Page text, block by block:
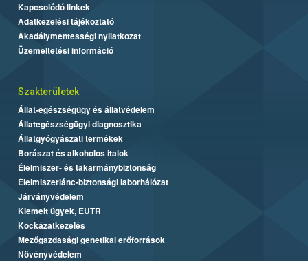
Kapcsolódó linkek
Adatkezelési tájékoztató
Akadálymentességi nyilatkozat
Üzemeltetési információ
Szakterületek
Állat-egészségügy és állatvédelem
Állategészségügyi diagnosztika
Állatgyógyászati termékek
Borászat és alkoholos italok
Élelmiszer- és takarmánybiztonság
Élelmiszerlánc-biztonsági laborhálózat
Járványvédelem
Kiemelt ügyek, EUTR
Kockázatkezelés
Mezőgazdasági genetikai erőforrások
Növényvédelem